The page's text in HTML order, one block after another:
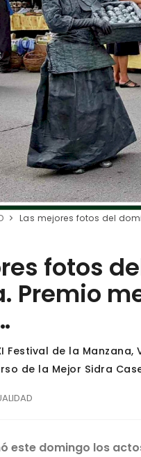
Las mejores fotos del
fotos
Premio
de la Manzana,
de la Mejor Sidra
este domingo los